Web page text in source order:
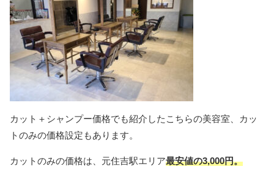
カット＋シャンプー価格でも紹介したこちらの美容室、カッ
トのみの価格設定もあります。
カットのみの価格は、元住吉駅エリア最安値の3,000円。